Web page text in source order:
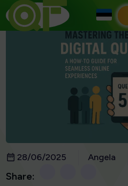
28/06/2025 Angela
Share: